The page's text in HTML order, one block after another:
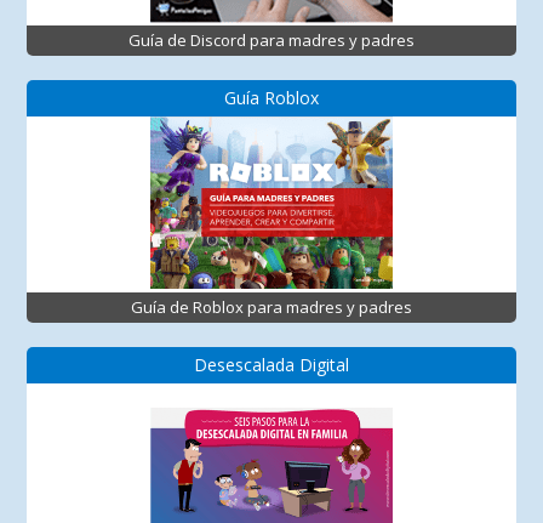
Guía de Discord para madres y padres
Guía Roblox
Guía de Roblox para madres y padres
Desescalada Digital